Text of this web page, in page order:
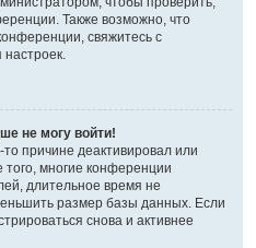
Также возможно, что
свяжитесь с
не могу войти!
причине деактивировал или
многие конференции
длительное время не
размер базы данных. Если
снова и активнее